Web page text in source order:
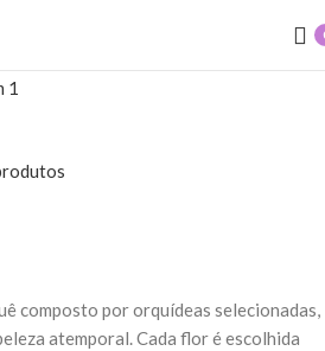
composto por orquídeas selecionadas,
atemporal. Cada flor é escolhida